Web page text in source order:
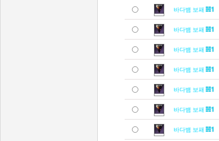
바다뱀 보패
바다뱀 보패
바다뱀 보패
바다뱀 보패
바다뱀 보패
바다뱀 보패
바다뱀 보패